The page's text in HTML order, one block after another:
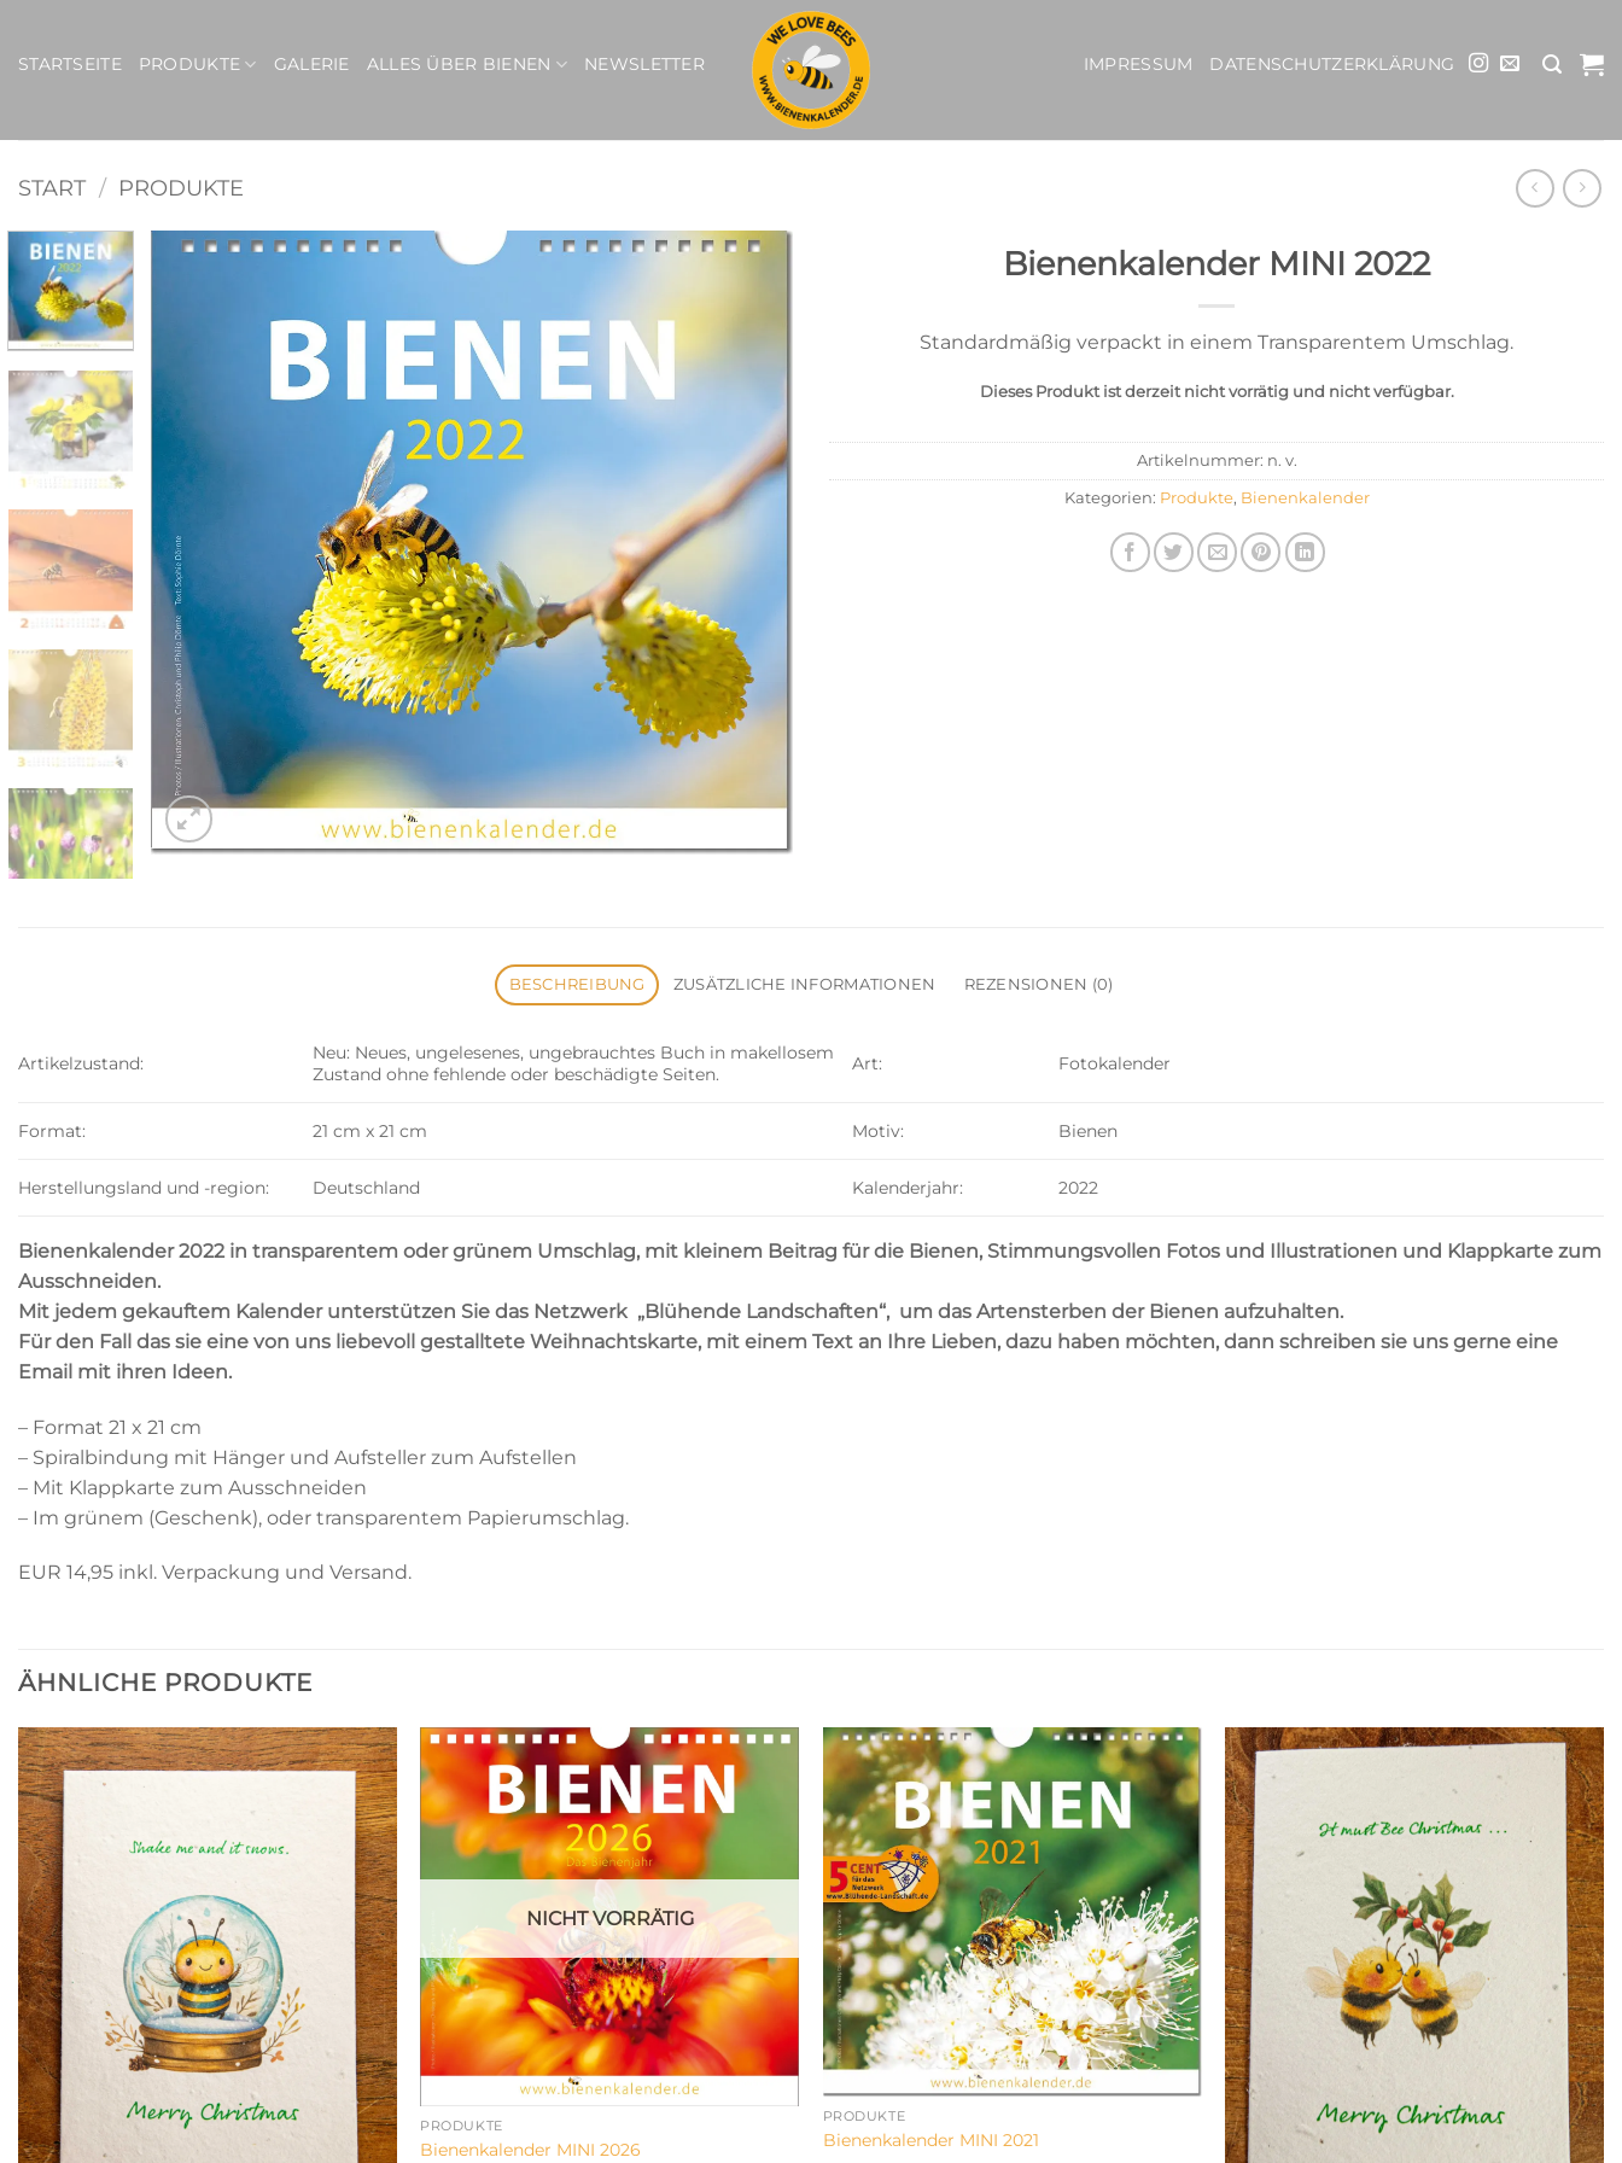
springen
STARTSEITE PRODUKTE GALERIE ALLES ÜBER BIENEN NEWSLETTER IMPRESSUM DATENSCHUTZERKLÄRUNG
START / PRODUKTE
Bienenkalender MINI 2022
Standardmäßig verpackt in einem Transparentem Umschlag.
Dieses Produkt ist derzeit nicht vorrätig und nicht verfügbar.
Artikelnummer: n. v.
Kategorien: Produkte, Bienenkalender
BESCHREIBUNG ZUSÄTZLICHE INFORMATIONEN REZENSIONEN (0)
Artikelzustand:
Neu: Neues, ungelesenes, ungebrauchtes Buch in makellosem
Zustand ohne fehlende oder beschädigte Seiten.
Art: Fotokalender
Format: 21 cm x 21 cm Motiv: Bienen
Herstellungsland und -region: Deutschland Kalenderjahr: 2022
Bienenkalender 2022 in transparentem oder grünem Umschlag, mit kleinem Beitrag für die Bienen, Stimmungsvollen Fotos und Illustrationen und Klappkarte zum
Ausschneiden.
Mit jedem gekauftem Kalender unterstützen Sie das Netzwerk „Blühende Landschaften“, um das Artensterben der Bienen aufzuhalten.
Für den Fall das sie eine von uns liebevoll gestalltete Weihnachtskarte, mit einem Text an Ihre Lieben, dazu haben möchten, dann schreiben sie uns gerne eine
Email mit ihren Ideen.
– Format 21 x 21 cm
– Spiralbindung mit Hänger und Aufsteller zum Aufstellen
– Mit Klappkarte zum Ausschneiden
– Im grünem (Geschenk), oder transparentem Papierumschlag.
EUR 14,95 inkl. Verpackung und Versand.
ÄHNLICHE PRODUKTE
NICHT VORRÄTIG
PRODUKTE
Bienenkalender MINI 2026
PRODUKTE
Bienenkalender MINI 2021